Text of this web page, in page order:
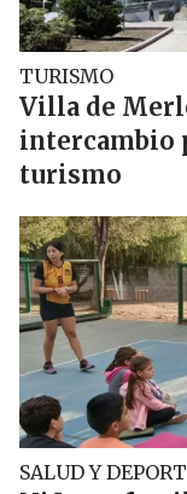
TURISMO
Villa de
intercambio
turismo
SALUD Y